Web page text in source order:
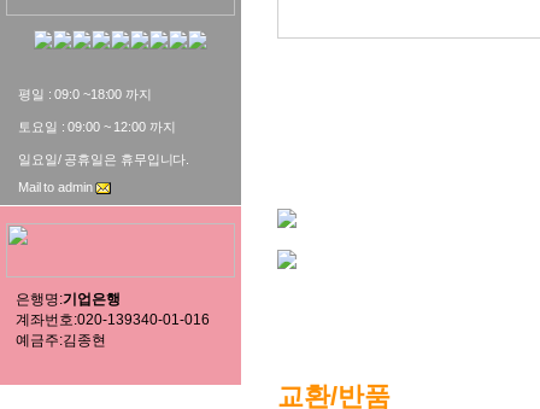
평일 : 09:0 ~18:00 까지
토요일 : 09:00 ~ 12:00 까지
일요일/ 공휴일은 휴무입니다.
Mail to admin
은행명:기업은행
계좌번호:020-139340-01-016
예금주:김종현
교환/반품